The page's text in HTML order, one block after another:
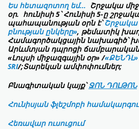
Ես հետազոտող եմ... Շրջակա
օր. հունիսի 5՝ Հունիսի 5-ը
պահապանության օրն է՝Շրջակա
բնության ընկերը», թեմատիկ
Համագործակցային նախագիծ՝
Արևմտյան դպրոցի
«Լույսի միջազգային օր» /
SRI/;Տարեկան ամփոփումներ;
Բնագիտական կայք՝ՋՈՆ ԴՈԼԹՈՆ
Հունիսյան ֆլեշմոբի
Հեռավար ուսուցում